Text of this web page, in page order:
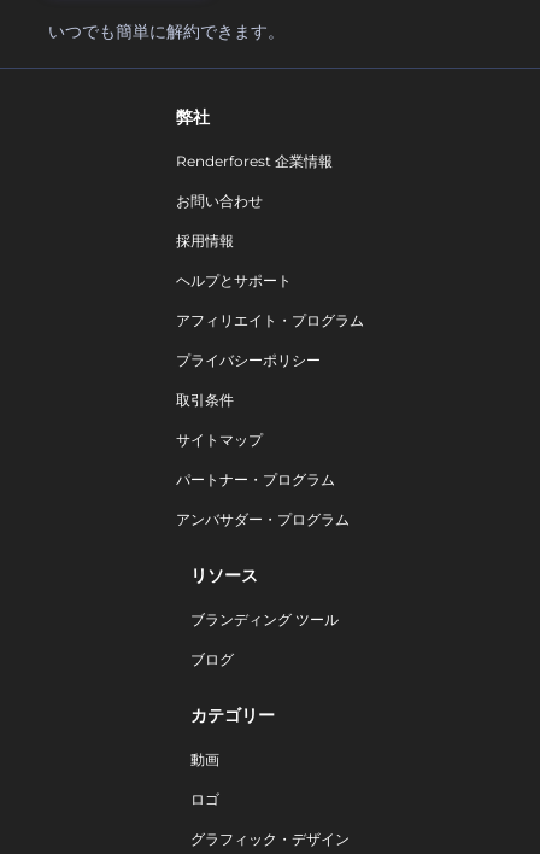
いつでも簡単に解約できます。
弊社
Renderforest 企業情報
お問い合わせ
採用情報
ヘルプとサポート
アフィリエイト・プログラム
プライバシーポリシー
取引条件
サイトマップ
パートナー・プログラム
アンバサダー・プログラム
リソース
ブランディング ツール
ブログ
カテゴリー
動画
ロゴ
グラフィック・デザイン